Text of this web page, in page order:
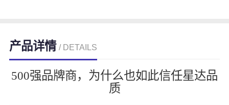
产品详情 / DETAILS
500强品牌商，为什么也如此信任星达品
质